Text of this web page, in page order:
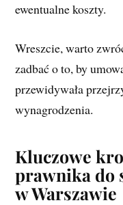
ewentualne koszty.
Wreszcie, warto
zadbać o to, by
przewidywała
wynagrodzenia.
Kluczowe
prawnika do
w Warszawie